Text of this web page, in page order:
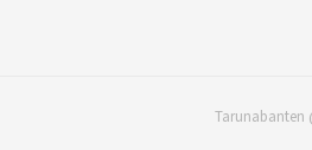
Tarunabanten